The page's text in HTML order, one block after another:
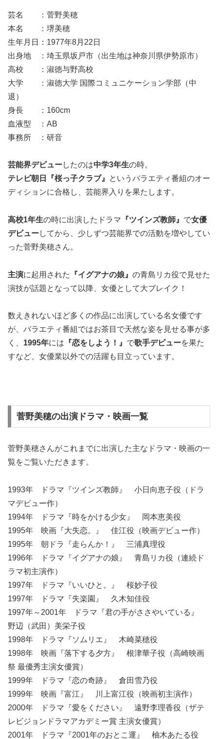
芸名 ：菅野美穂
本名 ：堺美穂
生年月日：1977年8月22日
出身地 ：埼玉県坂戸市（出生地は神奈川県伊勢原市）
高校 ：淑徳与野高校
大学 ：淑徳大学 国際コミュニケーション学部（中
退）
身長 ：160cm
血液型 ：AB
事務所 ：研音
芸能界デビューしたのは中学3年生の時。
テレビ朝日『桜っ子クラブ』
というバラエティ番組のオー
ディションに合格し、芸能界入りを果たします。
高校1年生の時に出演したドラマ 『ツインズ教師』 で女優
デビューしてから、少しずつ芸能界での活動を増やしてい
った菅野美穂さん。
主演に起用された 『イグアナの娘』 の青島リカ役で見せた
演技が話題となって以降、女優として大ブレイク！
数えきれないほど多くの作品に出演している名女優です
が、バラエティ番組ではお茶目で天然な姿を見せる事が多
く、 1995年には 『恋をしよう！』 で歌手デビューを果た
すなど、女優業以外での活躍も目立っています。
菅野美穂の出演ドラマ・映画一覧
菅野美穂さんがこれまでに出演した主なドラマ・映画の一
覧をご覧いただきます。
1993年 ドラマ『ツインズ教師』 小日向恵子役（ドラ
マデビュー作）
1994年 ドラマ『時をかける少女』 岡本恵美役
1995年 映画『大失恋。』 佳江役（映画デビュー作）
1995年 朝ドラ『走らんか！』 三浦真理役
1996年 ドラマ『イグアナの娘』 青島リカ役（連続ド
ラマ初主演作）
1997年 ドラマ『いいひと。』 桜妙子役
1997年 ドラマ『失楽園』 久木知佳役
1997年～2001年 ドラマ『君の手がささやいている』
野辺（武田）美栄子役
1998年 ドラマ『ソムリエ』 木崎菜穂役
1998年 映画『落下する夕方』 根津華子役（高崎映画
祭 最優秀主演女優賞）
1999年 ドラマ『恋の奇跡』 倉田雪乃役
1999年 映画『富江』 川上富江役（映画初主演作）
2000年 ドラマ『愛をください』 遠野李理香役（ザテ
レビジョンドラマアカデミー賞 主演女優賞）
2001年 ドラマ『2001年のおとこ運』 柚木あたる役